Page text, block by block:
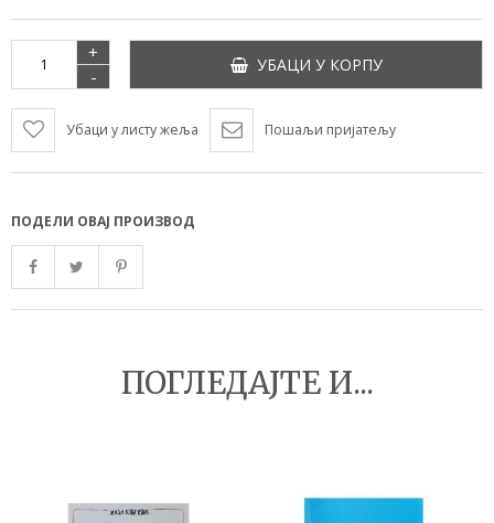
+
-
УБАЦИ У КОРПУ
Убаци у листу жеља Пошаљи пријатељу
ПОДЕЛИ ОВАЈ ПРОИЗВОД
ПОГЛЕДАЈТЕ И...